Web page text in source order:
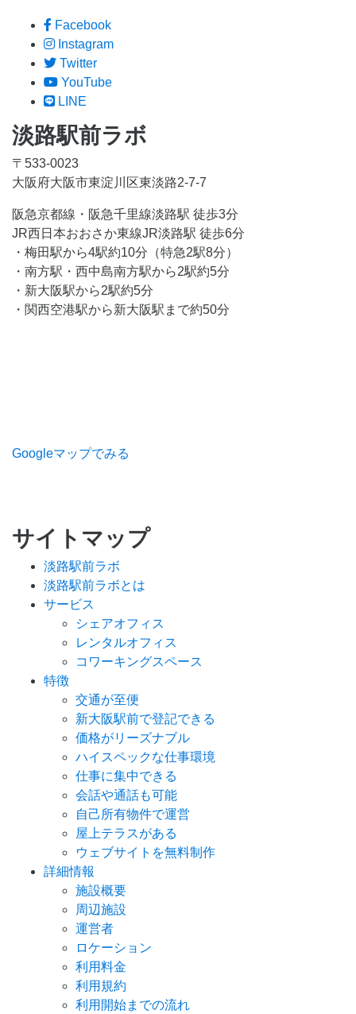
Facebook
Instagram
Twitter
YouTube
LINE
淡路駅前ラボ
〒533-0023
大阪府大阪市東淀川区東淡路2-7-7
阪急京都線・阪急千里線淡路駅 徒歩3分
JR西日本おおさか東線JR淡路駅 徒歩6分
・梅田駅から4駅約10分（特急2駅8分）
・南方駅・西中島南方駅から2駅約5分
・新大阪駅から2駅約5分
・関西空港駅から新大阪駅まで約50分
Googleマップでみる
サイトマップ
淡路駅前ラボ
淡路駅前ラボとは
サービス
シェアオフィス
レンタルオフィス
コワーキングスペース
特徴
交通が至便
新大阪駅前で登記できる
価格がリーズナブル
ハイスペックな仕事環境
仕事に集中できる
会話や通話も可能
自己所有物件で運営
屋上テラスがある
ウェブサイトを無料制作
詳細情報
施設概要
周辺施設
運営者
ロケーション
利用料金
利用規約
利用開始までの流れ